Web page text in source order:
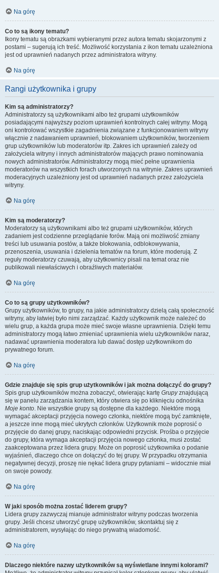
Na górę
Co to są ikony tematu?
Ikony tematu są obrazkami wybieranymi przez autora tematu skojarzonymi z
postami – sugerują ich treść. Możliwość korzystania z ikon tematu uzależniona
jest od uprawnień nadanych przez administratora witryny.
Na górę
Rangi użytkownika i grupy
Kim są administratorzy?
Administratorzy są użytkownikami albo też grupami użytkowników
posiadającymi najwyższy poziom uprawnień kontrolnych całej witryny. Mogą
oni kontrolować wszystkie zagadnienia związane z funkcjonowaniem witryny
włącznie z nadawaniem uprawnień, blokowaniem użytkowników, tworzeniem
grup użytkowników lub moderatorów itp. Zakres ich uprawnień zależy od
założyciela witryny i innych administratorów mających prawo nominowania
nowych administratorów. Administratorzy mogą mieć pełne uprawnienia
moderatorów na wszystkich forach utworzonych na witrynie. Zakres uprawnień
moderacyjnych uzależniony jest od uprawnień nadanych przez założyciela
witryny.
Na górę
Kim są moderatorzy?
Moderatorzy są użytkownikami albo też grupami użytkowników, których
zadaniem jest codzienne przeglądanie forów. Mają oni możliwość zmiany
treści lub usuwania postów, a także blokowania, odblokowywania,
przenoszenia, usuwania i dzielenia tematów na forum, które moderują. Z
reguły moderatorzy czuwają, aby użytkownicy pisali na temat oraz nie
publikowali niewłaściwych i obraźliwych materiałów.
Na górę
Co to są grupy użytkowników?
Grupy użytkowników, to grupy, na jakie administratorzy dzielą całą społeczność
witryny, aby łatwiej było nimi zarządzać. Każdy użytkownik może należeć do
wielu grup, a każda grupa może mieć swoje własne uprawnienia. Dzięki temu
administratorzy mogą łatwo zmieniać uprawnienia wielu użytkowników naraz,
nadawać uprawnienia moderatora lub dawać dostęp użytkownikom do
prywatnego forum.
Na górę
Gdzie znajduje się spis grup użytkowników i jak można dołączyć do grupy?
Spis grup użytkowników można zobaczyć, otwierając kartę Grupyznajdującą
się w panelu zarządzania kontem, który otwiera się po kliknięciu odnośnika
Moje konto. Nie wszystkie grupy są dostępne dla każdego. Niektóre mogą
wymagać akceptacji przyjęcia nowego członka, niektóre mogą być zamknięte,
a jeszcze inne mogą mieć ukrytych członków. Użytkownik może poprosić o
przyjęcie do danej grupy, naciskając odpowiedni przycisk. Prośba o przyjęcie
do grupy, która wymaga akceptacji przyjęcia nowego członka, musi zostać
zaakceptowana przez lidera grupy. Może on poprosić użytkownika o podanie
wyjaśnień, dlaczego chce on dołączyć do tej grupy. W przypadku otrzymania
negatywnej decyzji, proszę nie nękać lidera grupy pytaniami – widocznie miał
on swoje powody.
Na górę
W jaki sposób można zostać liderem grupy?
Lidera grupy zazwyczaj mianuje administrator witryny podczas tworzenia
grupy. Jeśli chcesz utworzyć grupę użytkowników, skontaktuj się z
administratorem, wysyłając do niego prywatną wiadomość.
Na górę
Dlaczego niektóre nazwy użytkowników są wyświetlane innymi kolorami?